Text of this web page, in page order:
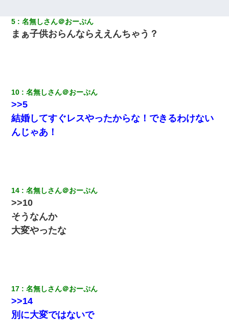
兄の新しい嫁がやらかしすぎて辛い。当たり前のように実家や姪
【驚愕】5000円でＪＫと行為してきたが後悔しかない…
見合いにて。嫁「はじめまして」俺「失礼ですが○○さんご本人で
すか？」
【唖然】帰宅したら旦那のスポーツカーが消えていた。警察『目
立つし、すぐ見つかるかもしれません』→ 数時間後・・警察『××
さんご存じですか？』
今日夫の実家に泊ったんだけど、朝起きたら股間がなんかモッコ
5 名無しさん＠おーぷん
まぁ子供おらんならええんちゃう？
10 名無しさん＠おーぷん
>>5
結婚してすぐレスやったからな！できるわけない
んじゃあ！
14 名無しさん＠おーぷん
>>10
そうなんか
大変やったな
17 名無しさん＠おーぷん
>>14
別に大変ではないで